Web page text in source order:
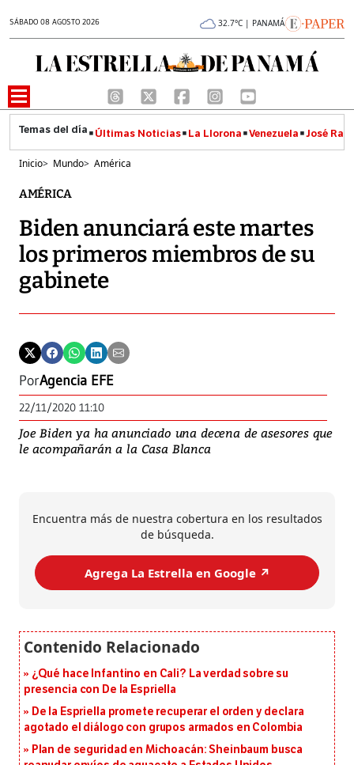
SÁBADO 08 AGOSTO 2026 32.7°C | PANAMÁ
Últimas Noticias La Llorona Venezuela José
Inicio> Mundo> América
AMÉRICA
Biden anunciará este martes
los primeros miembros de su
gabinete
PorAgencia EFE
22/11/2020 11:10
Joe Biden ya ha anunciado una decena de asesores que
le acompañarán a la Casa Blanca
Encuentra más de nuestra cobertura en los resultados
de búsqueda.
Agrega La Estrella en Google ↗️
¿Qué hace Infantino en Cali? La verdad sobre su
presencia con De la Espriella
De la Espriella promete recuperar el orden y declara
agotado el diálogo con grupos armados en Colombia
Plan de seguridad en Michoacán: Sheinbaum busca